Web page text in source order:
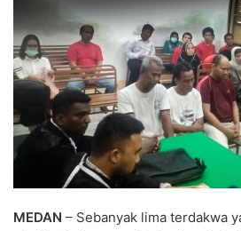
MEDAN – Sebanyak lima terdakwa